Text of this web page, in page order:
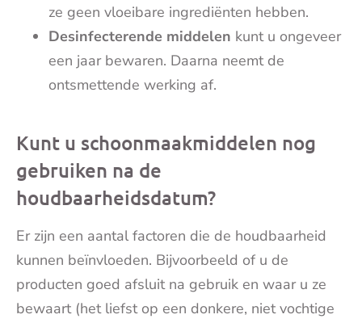
ze geen vloeibare ingrediënten hebben.
Desinfecterende middelen kunt u ongeveer
een jaar bewaren. Daarna neemt de
ontsmettende werking af.
Kunt u schoonmaakmiddelen nog
gebruiken na de
houdbaarheidsdatum?
Er zijn een aantal factoren die de houdbaarheid
kunnen beïnvloeden. Bijvoorbeeld of u de
producten goed afsluit na gebruik en waar u ze
bewaart (het liefst op een donkere, niet vochtige